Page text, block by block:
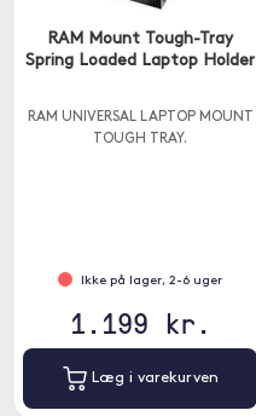
RAM Mount Tough-Tray
Spring Loaded Laptop Holder
RAM UNIVERSAL LAPTOP MOUNT
TOUGH TRAY.
Ikke på lager, 2-6 uger
1.199 kr.
Læg i varekurven